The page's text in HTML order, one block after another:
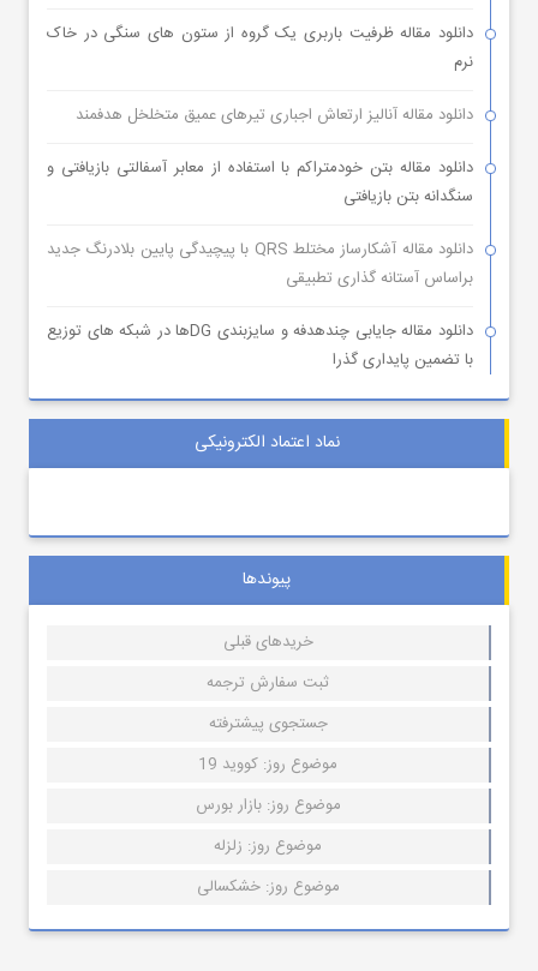
دانلود مقاله ظرفیت باربری یک گروه از ستون های سنگی در خاک
نرم
دانلود مقاله آنالیز ارتعاش اجباری تیرهای عمیق متخلخل هدفمند
دانلود مقاله بتن خودمتراکم با استفاده از معابر آسفالتی بازیافتی و
سنگدانه بتن بازیافتی
دانلود مقاله آشکارساز مختلط QRS با پیچیدگی پایین بلادرنگ جدید
براساس آستانه گذاری تطبیقی
دانلود مقاله جایابی چندهدفه و سایزبندی DGها در شبکه های توزیع
با تضمین پایداری گذرا
نماد اعتماد الکترونیکی
پیوندها
خریدهای قبلی
ثبت سفارش ترجمه
جستجوی پیشترفته
موضوع روز: کووید 19
موضوع روز: بازار بورس
موضوع روز: زلزله
موضوع روز: خشکسالی